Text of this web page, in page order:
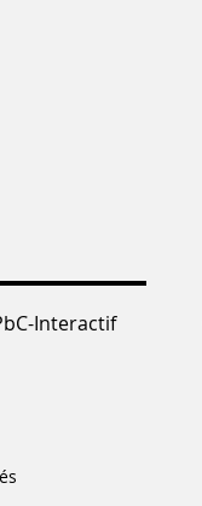
Interactif